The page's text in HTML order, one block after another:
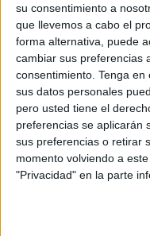
su consentimiento a
que llevemos a cabo el
forma alternativa, puede
cambiar sus preferencias
consentimiento. Tenga en
sus datos personales
pero usted tiene el
preferencias se aplicarán
sus preferencias o retirar
momento volviendo a
"Privacidad" en la parte
Este grupo de
de la Federación
que demuestra su
futuro delPSOE”,
Entre las propuestas
ejemplo, una enmienda
al lenguaje inclusivo, y
autónomas donde se